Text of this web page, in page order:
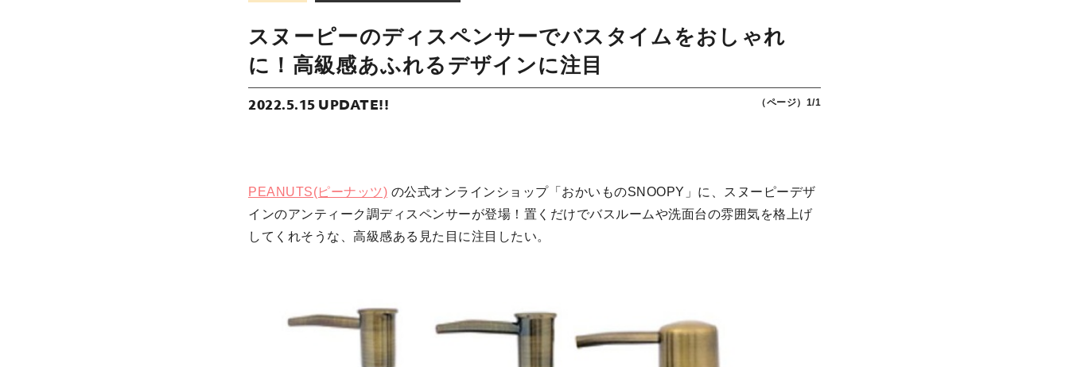
スヌーピーのディスペンサーでバスタイムをおしゃれ
に！高級感あふれるデザインに注目
2022.5.15 UPDATE!! （ページ）1/1
PEANUTS(ピーナッツ) の公式オンラインショップ「おかいものSNOOPY」に、スヌーピーデザ
インのアンティーク調ディスペンサーが登場！置くだけでバスルームや洗面台の雰囲気を格上げ
してくれそうな、高級感ある見た目に注目したい。